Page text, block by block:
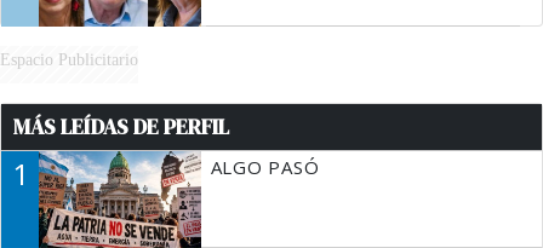
Espacio Publicitario
MÁS LEÍDAS DE PERFIL
1 ALGO PASÓ